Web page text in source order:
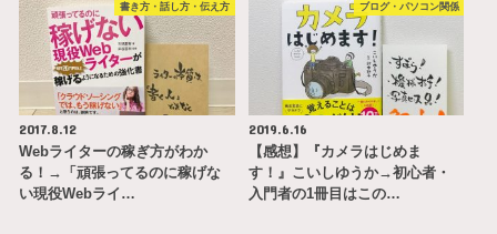
書き方・話し方・伝え方
2017.8.12
Webライターの稼ぎ方がわか
る！→「頑張ってるのに稼げな
い現役Webライ…
ブログ・パソコン関係
2019.6.16
【感想】『カメラはじめま
す！』こいしゆうか→初心者・
入門者の1冊目はこの…